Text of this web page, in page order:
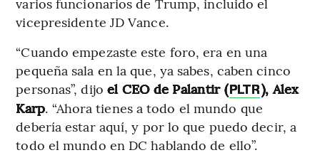
vicepresidente JD Vance.
“Cuando empezaste este foro, era en una
pequeña sala en la que, ya sabes, caben cinco
personas”, dijo el CEO de Palantir (PLTR), Alex
Karp. “Ahora tienes a todo el mundo que
debería estar aquí, y por lo que puedo decir, a
todo el mundo en DC hablando de ello”.